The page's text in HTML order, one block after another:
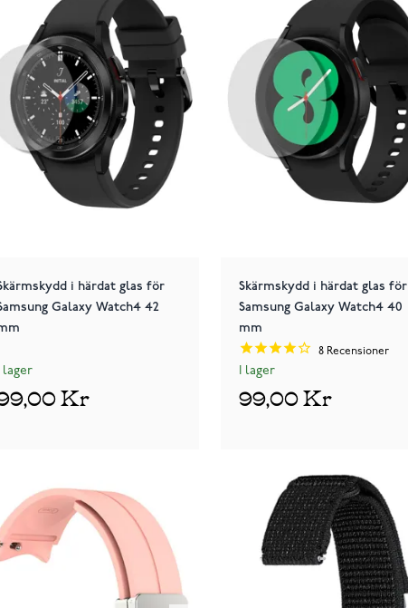
i härdat glas för
Galaxy Watch4 42
I lager
Kr
Skärmskydd i härdat glas för
Samsung Galaxy Watch4 40
mm
8 Recensioner
I lager
99,00 Kr